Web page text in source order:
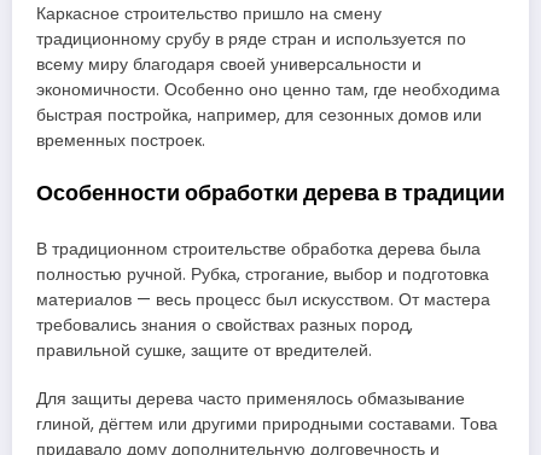
Каркасное строительство пришло на смену
традиционному срубу в ряде стран и используется по
всему миру благодаря своей универсальности и
экономичности. Особенно оно ценно там, где необходима
быстрая постройка, например, для сезонных домов или
временных построек.
Особенности обработки дерева в традиции
В традиционном строительстве обработка дерева была
полностью ручной. Рубка, строгание, выбор и подготовка
материалов — весь процесс был искусством. От мастера
требовались знания о свойствах разных пород,
правильной сушке, защите от вредителей.
Для защиты дерева часто применялось обмазывание
глиной, дёгтем или другими природными составами. Това
придавало дому дополнительную долговечность и